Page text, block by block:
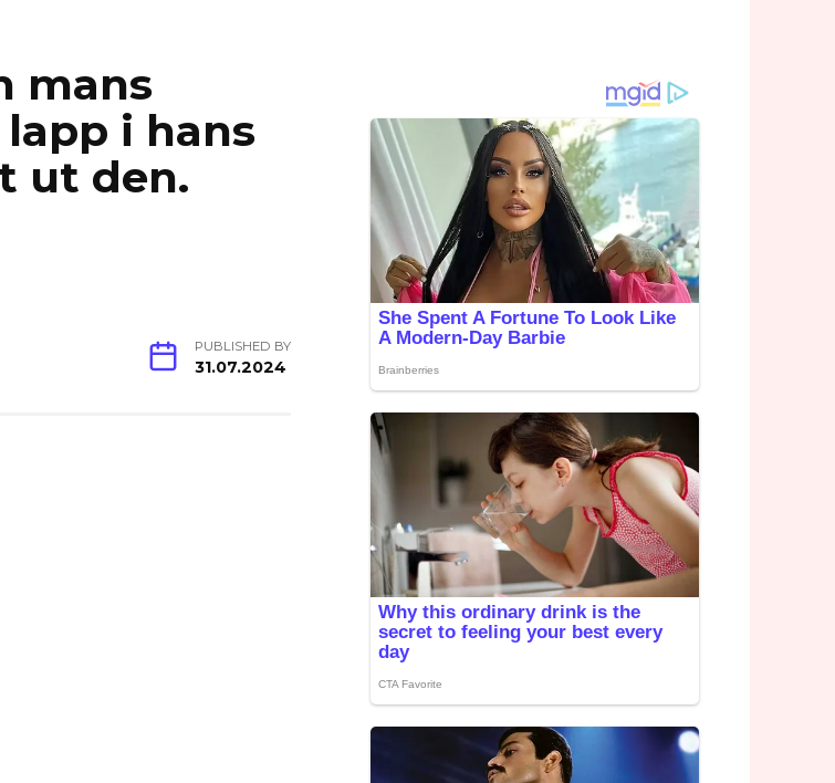
mans
i hans
ut den.
PUBLISHED BY
31.07.2024